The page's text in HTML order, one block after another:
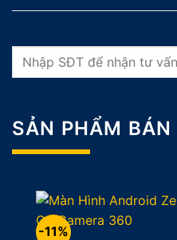
SẢN PHẨM BÁN
-11%